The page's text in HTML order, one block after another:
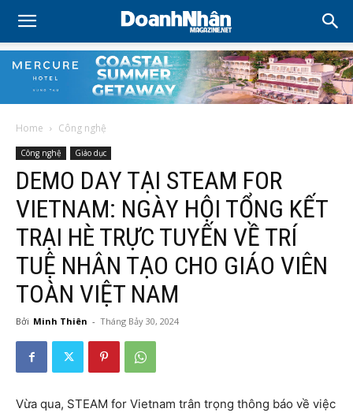
Home Công nghệ
Công nghệ Giáo dục
DEMO DAY TẠI STEAM FOR
VIETNAM: NGÀY HỘI TỔNG KẾT
TRẠI HÈ TRỰC TUYẾN VỀ TRÍ
TUỆ NHÂN TẠO CHO GIÁO VIÊN
TOÀN VIỆT NAM
Bởi Minh Thiên - Tháng Bảy 30, 2024
Vừa qua, STEAM for Vietnam trân trọng thông báo về việc